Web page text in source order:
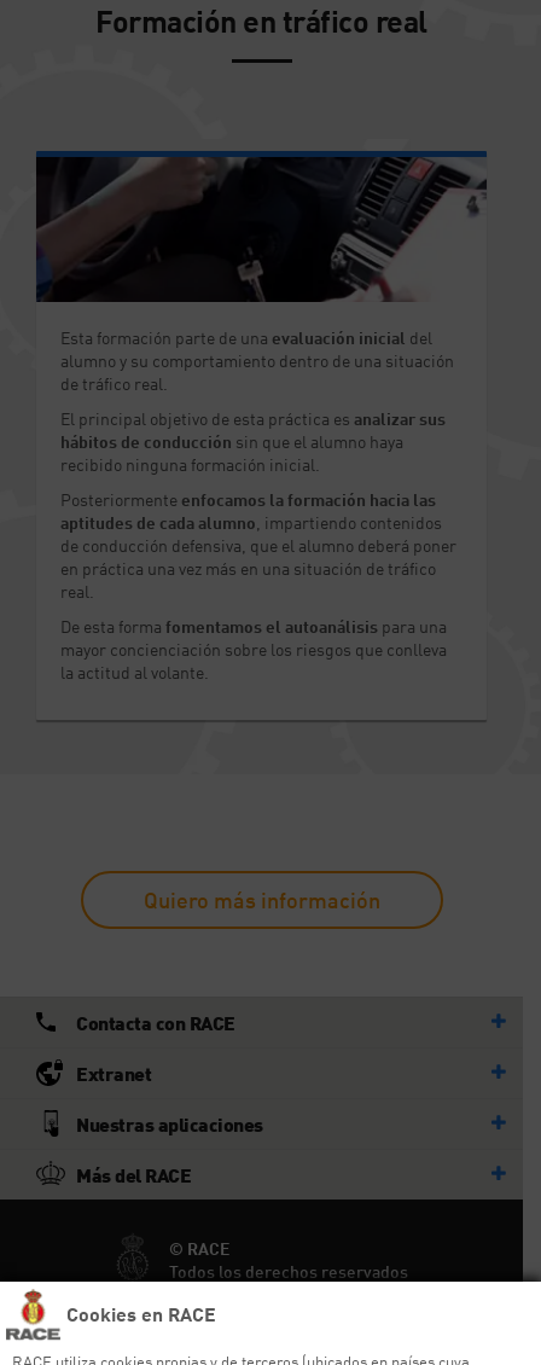
Cookies en RACE
RACE utiliza cookies propias y de terceros (ubicados en países cuya
Formación en tráfico real
Esta formación parte de una evaluación inicial del
alumno y su comportamiento dentro de una situación
de tráfico real.
El principal objetivo de esta práctica es analizar sus
hábitos de conducción sin que el alumno haya
recibido ninguna formación inicial.
Posteriormente enfocamos la formación hacia las
aptitudes de cada alumno , impartiendo contenidos
de conducción defensiva, que el alumno deberá poner
en práctica una vez más en una situación de tráfico
real.
De esta forma fomentamos el autoanálisis para una
mayor concienciación sobre los riesgos que conlleva
la actitud al volante.
Quiero más información
Contacta con RACE
Extranet
Nuestras aplicaciones
Más del RACE
© RACE
Todos los derechos reservados